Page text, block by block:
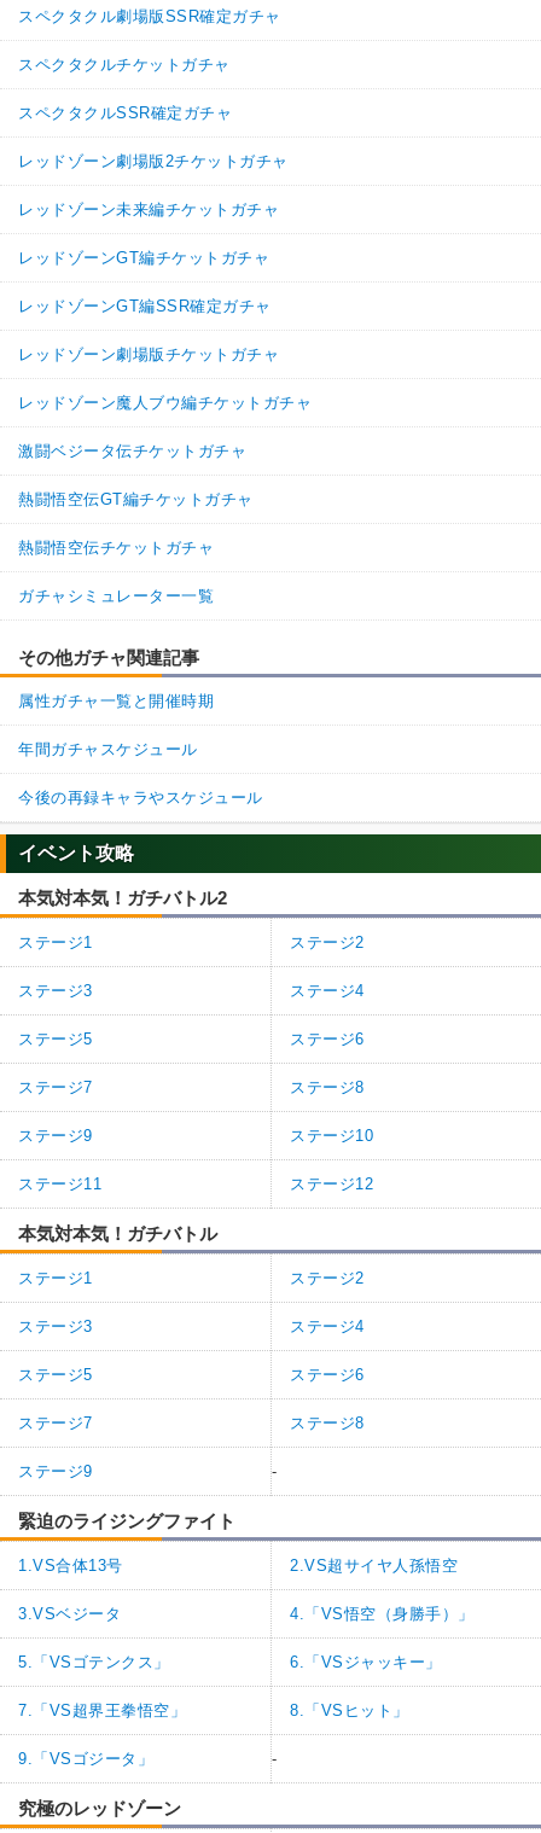
スペクタクル劇場版SSR確定ガチャ
スペクタクルチケットガチャ
スペクタクルSSR確定ガチャ
レッドゾーン劇場版2チケットガチャ
レッドゾーン未来編チケットガチャ
レッドゾーンGT編チケットガチャ
レッドゾーンGT編SSR確定ガチャ
レッドゾーン劇場版チケットガチャ
レッドゾーン魔人ブウ編チケットガチャ
激闘ベジータ伝チケットガチャ
熱闘悟空伝GT編チケットガチャ
熱闘悟空伝チケットガチャ
ガチャシミュレーター一覧
その他ガチャ関連記事
属性ガチャ一覧と開催時期
年間ガチャスケジュール
今後の再録キャラやスケジュール
イベント攻略
本気対本気！ガチバトル2
ステージ1 ステージ2
ステージ3 ステージ4
ステージ5 ステージ6
ステージ7 ステージ8
ステージ9 ステージ10
ステージ11 ステージ12
本気対本気！ガチバトル
ステージ1 ステージ2
ステージ3 ステージ4
ステージ5 ステージ6
ステージ7 ステージ8
ステージ9 -
緊迫のライジングファイト
1.VS合体13号 2.VS超サイヤ人孫悟空
3.VSベジータ 4.「VS悟空（身勝手）」
5.「VSゴテンクス」 6.「VSジャッキー」
7.「VS超界王拳悟空」 8.「VSヒット」
9.「VSゴジータ」 -
究極のレッドゾーン